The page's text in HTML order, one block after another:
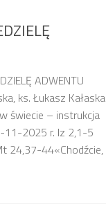
ADWENTU
ks. Łukasz Kałaska
świecie – instrukcja
11-2025 r. Iz 2,1-5
24,37-44«Chodźcie,